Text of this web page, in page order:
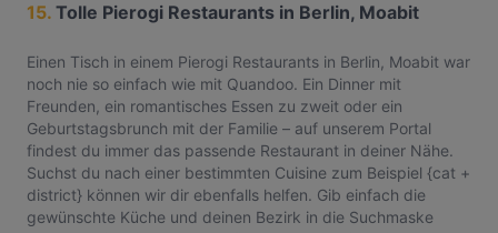
15. Tolle Pierogi Restaurants in Berlin, Moabit
Einen Tisch in einem Pierogi Restaurants in Berlin, Moabit war
noch nie so einfach wie mit Quandoo. Ein Dinner mit
Freunden, ein romantisches Essen zu zweit oder ein
Geburtstagsbrunch mit der Familie – auf unserem Portal
findest du immer das passende Restaurant in deiner Nähe.
Suchst du nach einer bestimmten Cuisine zum Beispiel {cat +
district} können wir dir ebenfalls helfen. Gib einfach die
gewünschte Küche und deinen Bezirk in die Suchmaske